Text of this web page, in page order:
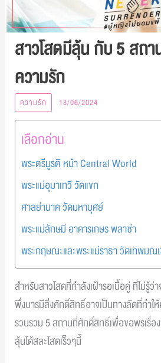
สาวโสดมีลุ้น กับ 5 สถา
ความรัก
ความรัก 13/06/2024
เลือกอ่าน
พระตรีมูรติ หน้า Central World
พระแม่อุมาเทวี วัดแขก
ศาลย่านาค วัดมหาบุศย์
พระแม่ลักษมี อาคารเกษร พลาซ่า
พระกฤษณะและพระแม่ราธา วัดเทพมณ
สำหรับสาวโสดที่กำลังเฝ้ารอเนื้อคู่ ที่ไม่รู้ว่
พึ่งบารมีสิ่งศักดิ์สิทธิ์อาจเป็นทางลัดที่ทำใ
รวบรวม 5 สถานที่ศักดิ์สิทธิ์เพื่อขอพรเรื่
ลุ้นได้สละโสดเร็วๆนี้